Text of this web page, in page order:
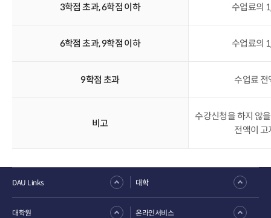
3학점 초과, 6학점 이하 수업료의
6학점 초과, 9학점 이하 수업료의
9학점 초과 수업료 전
비고
수강신청을 하지 않
전액이 고
DAU Links 대학
대학원 온라인서비스